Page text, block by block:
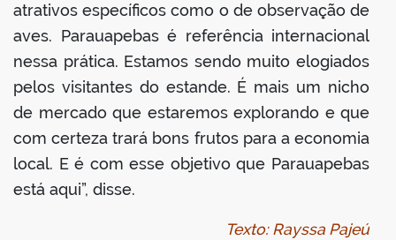
atrativos específicos como o de observação de
aves. Parauapebas é referência internacional
nessa prática. Estamos sendo muito elogiados
pelos visitantes do estande. É mais um nicho
de mercado que estaremos explorando e que
com certeza trará bons frutos para a economia
local. E é com esse objetivo que Parauapebas
está aqui”, disse.
Texto: Rayssa Pajeú